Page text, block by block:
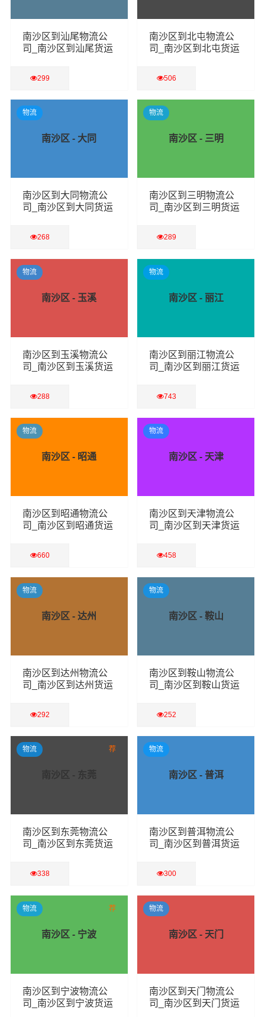
南沙区到汕尾物流公
司_南沙区到汕尾货运
299
查看详细
南沙区到北屯物流公
司_南沙区到北屯货运
506
查看详细
南沙区 - 大同
南沙区到大同物流公
司_南沙区到大同货运
268
查看详细
物流
南沙区 - 三明
南沙区到三明物流公
司_南沙区到三明货运
289
查看详细
物流
南沙区 - 玉溪
南沙区到玉溪物流公
司_南沙区到玉溪货运
288
查看详细
物流
南沙区 - 丽江
南沙区到丽江物流公
司_南沙区到丽江货运
743
查看详细
物流
南沙区 - 昭通
南沙区到昭通物流公
司_南沙区到昭通货运
660
查看详细
物流
南沙区 - 天津
南沙区到天津物流公
司_南沙区到天津货运
458
查看详细
物流
南沙区 - 达州
南沙区到达州物流公
司_南沙区到达州货运
292
查看详细
物流
南沙区 - 鞍山
南沙区到鞍山物流公
司_南沙区到鞍山货运
252
查看详细
物流
南沙区 - 东莞
南沙区到东莞物流公
司_南沙区到东莞货运
338
查看详细
物流 荐
南沙区 - 普洱
南沙区到普洱物流公
司_南沙区到普洱货运
300
查看详细
物流
南沙区 - 宁波
南沙区到宁波物流公
司_南沙区到宁波货运
物流 荐
南沙区 - 天门
南沙区到天门物流公
司_南沙区到天门货运
物流